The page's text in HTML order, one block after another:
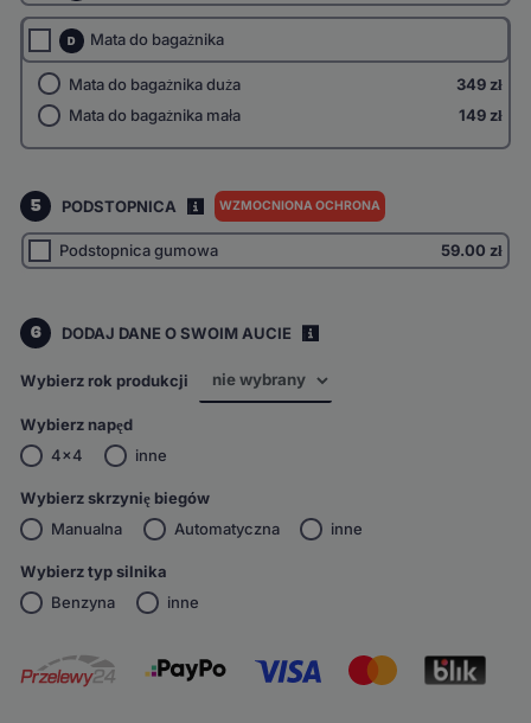
D Mata do bagażnika
Mata do bagażnika duża
349 zł
Mata do bagażnika mała
149 zł
5 PODSTOPNICA WZMOCNIONA OCHRONA
Podstopnica gumowa 59.00 zł
6 DODAJ DANE O SWOIM AUCIE
Wybierz rok produkcji
Wybierz napęd
4x4
inne
Wybierz skrzynię biegów
Manualna
Automatyczna inne
Wybierz typ silnika
Benzyna
inne